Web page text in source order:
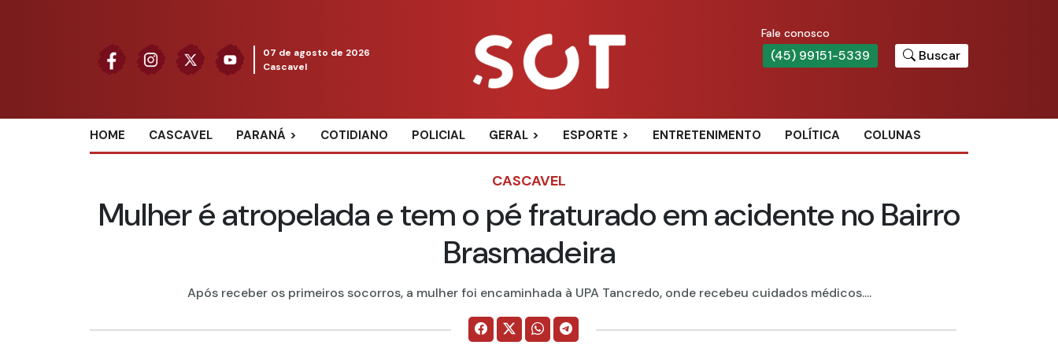
07 de agosto de 2026
Cascavel
Fale conosco
(45) 99151-5339 Buscar
HOME CASCAVEL PARANÁ COTIDIANO POLICIAL GERAL ESPORTE ENTRETENIMENTO POLÍTICA COLUNAS
CASCAVEL
Mulher é atropelada e tem o pé fraturado em acidente no Bairro
Brasmadeira
Após receber os primeiros socorros, a mulher foi encaminhada à UPA Tancredo, onde recebeu cuidados médicos....